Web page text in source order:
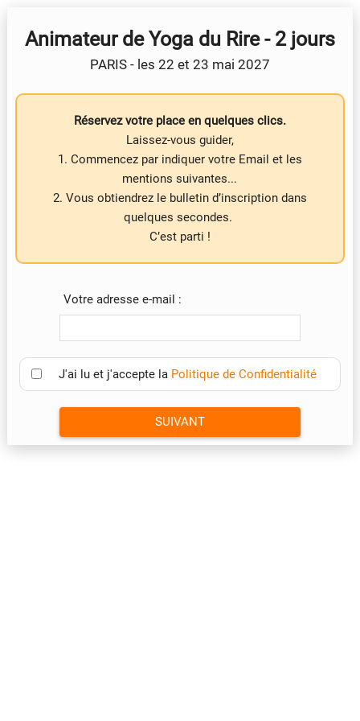
Animateur de Yoga du Rire - 2 jours
PARIS - les 22 et 23 mai 2027
Réservez votre place en quelques clics.
Laissez-vous guider,
1. Commencez par indiquer votre Email et les
mentions suivantes...
2. Vous obtiendrez le bulletin d’inscription dans
quelques secondes.
C’est parti !
Votre adresse e-mail :
J'ai lu et j'accepte la Politique de Confidentialité